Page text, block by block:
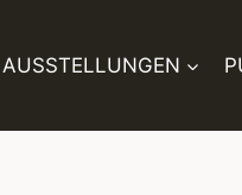
AUSSTELLUNGEN